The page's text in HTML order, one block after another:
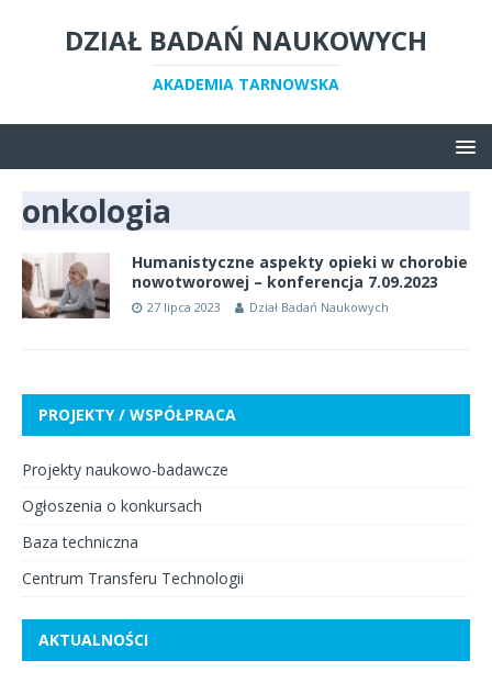
DZIAŁ BADAŃ NAUKOWYCH
AKADEMIA TARNOWSKA
onkologia
Humanistyczne aspekty opieki w chorobie
nowotworowej – konferencja 7.09.2023
27 lipca 2023 Dział Badań Naukowych
PROJEKTY / WSPÓŁPRACA
Projekty naukowo-badawcze
Ogłoszenia o konkursach
Baza techniczna
Centrum Transferu Technologii
AKTUALNOŚCI